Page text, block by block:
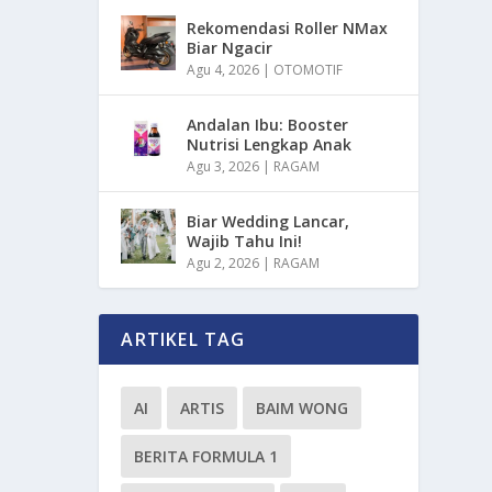
Rekomendasi Roller NMax
Biar Ngacir
Agu 4, 2026 | OTOMOTIF
Andalan Ibu: Booster
Nutrisi Lengkap Anak
Agu 3, 2026 | RAGAM
Biar Wedding Lancar,
Wajib Tahu Ini!
Agu 2, 2026 | RAGAM
ARTIKEL TAG
AI ARTIS BAIM WONG
BERITA FORMULA 1